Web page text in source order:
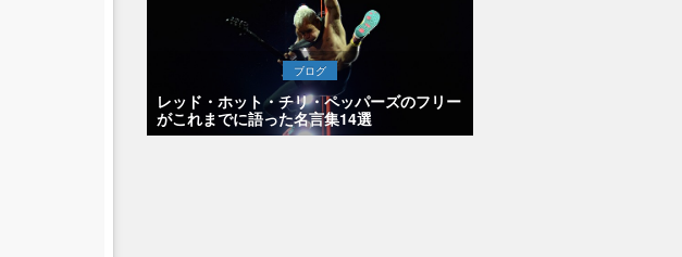
ブログ
レッド・ホット・チリ・ペッパーズのフリー
がこれまでに語った名言集14選